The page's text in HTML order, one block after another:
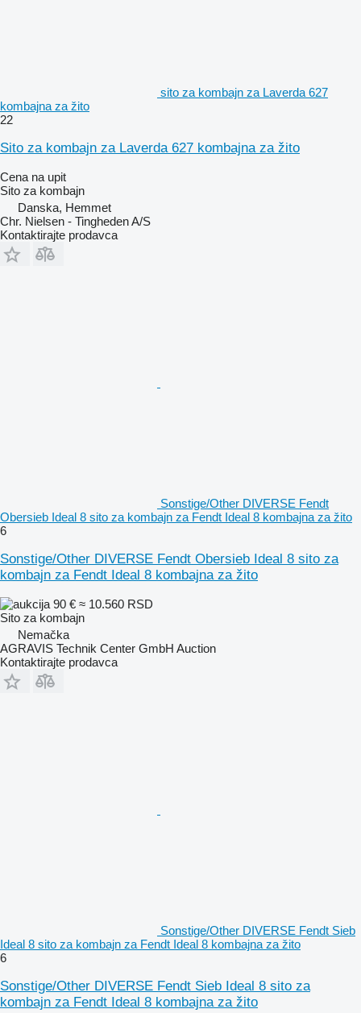
sito za kombajn za Laverda 627
kombajna za žito
22
Sito za kombajn za Laverda 627 kombajna za žito
Cena na upit
Sito za kombajn
Danska, Hemmet
Chr. Nielsen - Tingheden A/S
Kontaktirajte prodavca
Sonstige/Other DIVERSE Fendt
Obersieb Ideal 8 sito za kombajn za Fendt Ideal 8 kombajna za žito
6
Sonstige/Other DIVERSE Fendt Obersieb Ideal 8 sito za
kombajn za Fendt Ideal 8 kombajna za žito
90 € ≈ 10.560 RSD
Sito za kombajn
Nemačka
AGRAVIS Technik Center GmbH Auction
Kontaktirajte prodavca
Sonstige/Other DIVERSE Fendt Sieb
Ideal 8 sito za kombajn za Fendt Ideal 8 kombajna za žito
6
Sonstige/Other DIVERSE Fendt Sieb Ideal 8 sito za
kombajn za Fendt Ideal 8 kombajna za žito